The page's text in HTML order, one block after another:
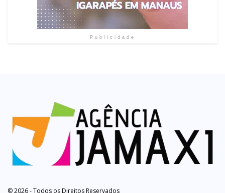
Publicidade
© 2026 - Todos os Direitos Reservados